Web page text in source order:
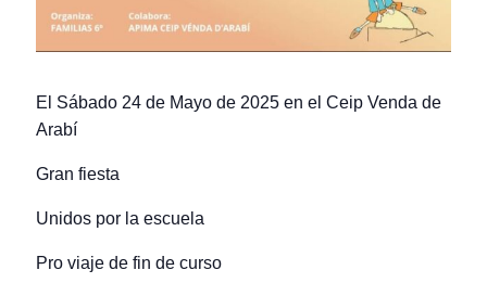
El Sábado 24 de Mayo de 2025 en el Ceip Venda de
Arabí
Gran fiesta
Unidos por la escuela
Pro viaje de fin de curso